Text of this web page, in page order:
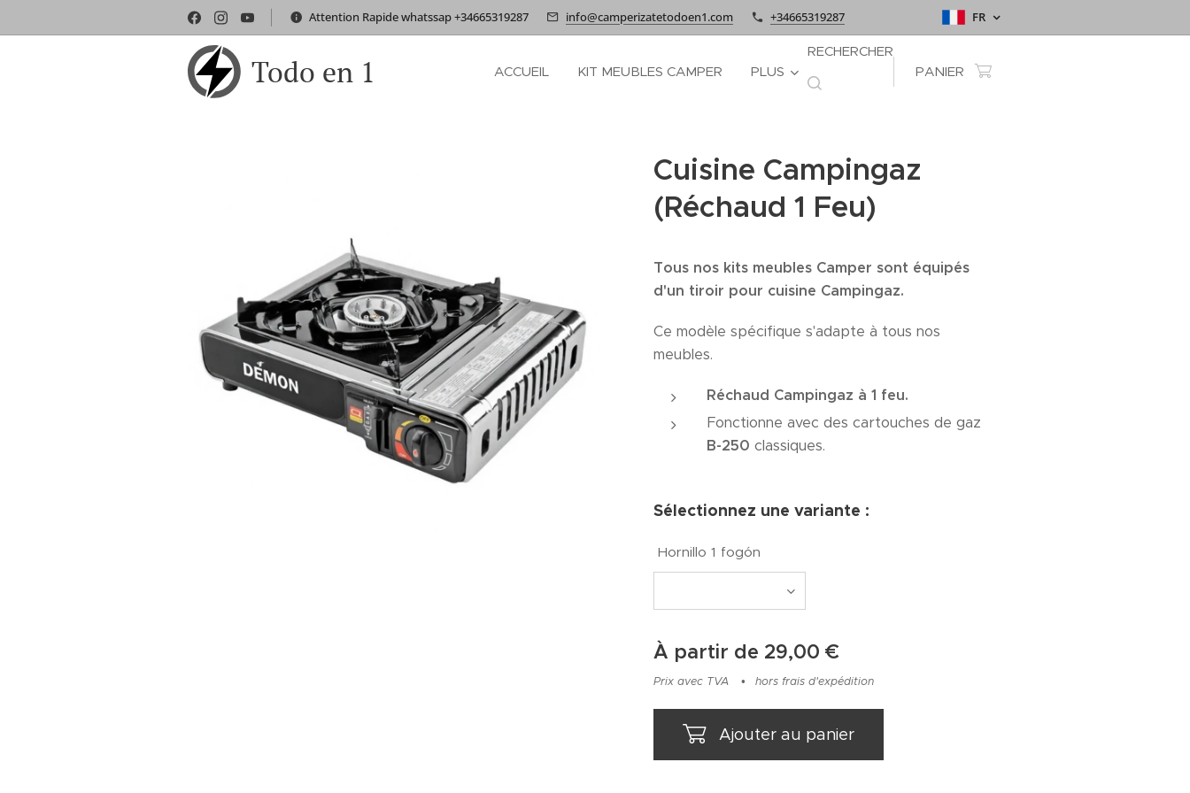
Attention Rapide whatssap +34665319287 info@camperizatetodoen1.com +34665319287 FR
Todo en 1 ACCUEIL KIT MEUBLES CAMPER PLUS
RECHERCHER
PANIER
Cuisine Campingaz
(Réchaud 1 Feu)
Tous nos kits meubles Camper sont équipés
d'un tiroir pour cuisine Campingaz.
Ce modèle spécifique s'adapte à tous nos
meubles.
Réchaud Campingaz à 1 feu.
Fonctionne avec des cartouches de gaz
B-250 classiques.
Sélectionnez une variante :
Hornillo 1 fogón
À partir de 29,00 €
Prix avec TVA hors frais d'expédition
Ajouter au panier